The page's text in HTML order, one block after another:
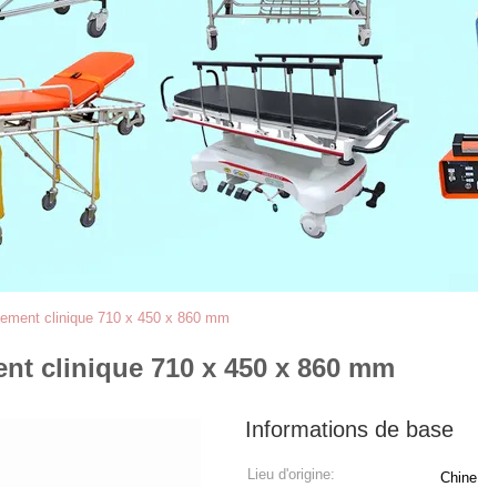
clinique 710 x 450 x 860 mm
clinique 710 x 450 x 860 mm
Informations de base
Lieu d'origine: Chine